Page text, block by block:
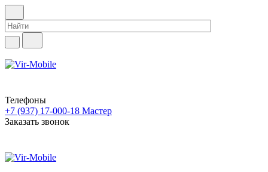
Телефоны
+7 (937) 17-000-18 Мастер
Заказать звонок